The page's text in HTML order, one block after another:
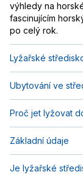
výhledy na
fascinujícím
po celý rok.
Lyžařské
Ubytování ve
Proč jet lyžovat
Základní údaje
Je lyžařské